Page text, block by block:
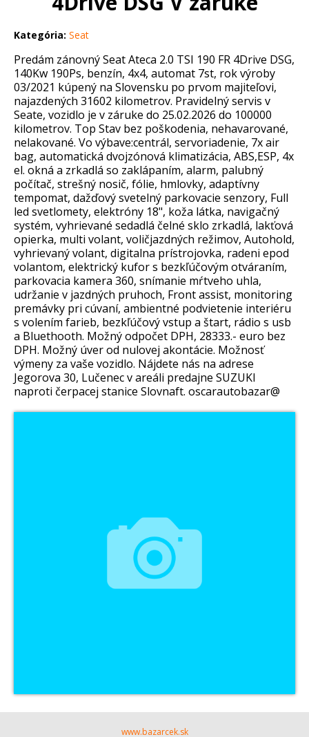
Kategória: Seat
Predám zánovný Seat Ateca 2.0 TSI 190 FR 4Drive DSG,
140Kw 190Ps, benzín, 4x4, automat 7st, rok výroby
03/2021 kúpený na Slovensku po prvom majiteľovi,
najazdených 31602 kilometrov. Pravidelný servis v
Seate, vozidlo je v záruke do 25.02.2026 do 100000
kilometrov. Top Stav bez poškodenia, nehavarované,
nelakované. Vo výbave:centrál, servoriadenie, 7x air
bag, automatická dvojzónová klimatizácia, ABS,ESP, 4x
el. okná a zrkadlá so zaklápaním, alarm, palubný
počítač, strešný nosič, fólie, hmlovky, adaptívny
tempomat, dažďový svetelný parkovacie senzory, Full
led svetlomety, elektróny 18", koža látka, navigačný
systém, vyhrievané sedadlá čelné sklo zrkadlá, lakťová
opierka, multi volant, voličjazdných režimov, Autohold,
vyhrievaný volant, digitalna prístrojovka, radeni epod
volantom, elektrický kufor s bezkľúčovým otváraním,
parkovacia kamera 360, snímanie mŕtveho uhla,
udržanie v jazdných pruhoch, Front assist, monitoring
premávky pri cúvaní, ambientné podvietenie interiéru
s volením farieb, bezkľúčový vstup a štart, rádio s usb
a Bluethooth. Možný odpočet DPH, 28333.- euro bez
DPH. Možný úver od nulovej akontácie. Možnosť
výmeny za vaše vozidlo. Nájdete nás na adrese
Jegorova 30, Lučenec v areáli predajne SUZUKI
naproti čerpacej stanice Slovnaft. oscarautobazar@
www.bazarcek.sk